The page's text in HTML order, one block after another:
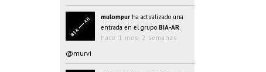
mulompur ha actualizado una
entrada en el grupo BIA-AR
hace 1 mes, 2 semanas
@murvi